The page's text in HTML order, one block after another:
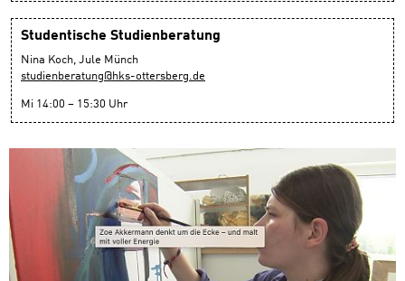
Studentische Studienberatung
Nina Koch, Jule Münch
studienberatung@hks-ottersberg.de
Mi 14:00 – 15:30 Uhr